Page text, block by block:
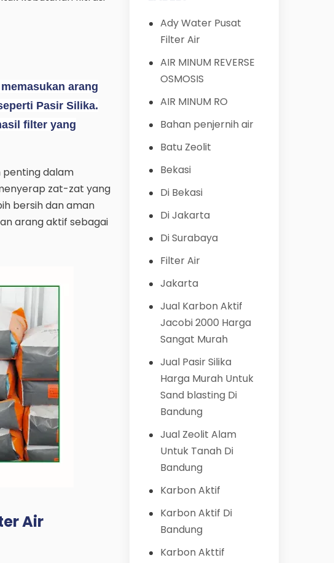
arang
Pasir Silika.
filter yang
penting dalam
zat-zat yang
bersih dan aman
arang aktif sebagai
Air
Ady Water Pusat
Filter Air
AIR MINUM REVERSE
OSMOSIS
AIR MINUM RO
Bahan penjernih air
Batu Zeolit
Bekasi
Di Bekasi
Di Jakarta
Di Surabaya
Filter Air
Jakarta
Jual Karbon Aktif
Jacobi 2000 Harga
Sangat Murah
Jual Pasir Silika
Harga Murah Untuk
Sand blasting Di
Bandung
Jual Zeolit Alam
Untuk Tanah Di
Bandung
Karbon Aktif
Karbon Aktif Di
Bandung
Karbon Akttif